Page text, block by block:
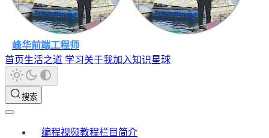
峰华前端工程师
首页生活之道 学习关于我加入知识星球
搜索
编程视频教程栏目简介